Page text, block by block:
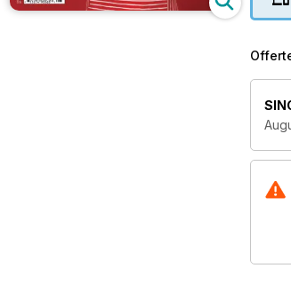
Bon